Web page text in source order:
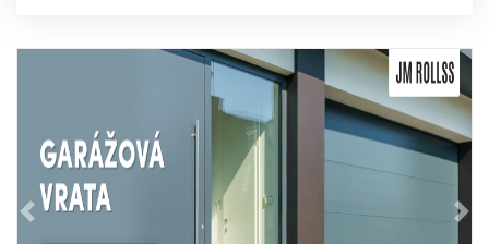
Předchozí